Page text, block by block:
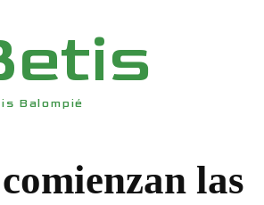
Balompié
las